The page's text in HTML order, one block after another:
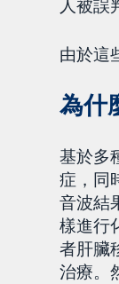
人被誤
由於這
為什
基於多
症，同
音波結
樣進行
者肝臟
治療。